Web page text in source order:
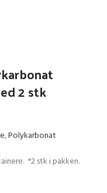
2 stk
,Polykarbonat
*2 stk i pakken.